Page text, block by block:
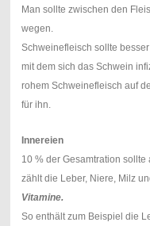
Man sollte zwischen den
wegen.
Schweinefleisch sollte
mit dem sich das Schwein
rohem Schweinefleisch auf
für ihn.
Innereien
10 % der Gesamtration
zählt die Leber, Niere, Milz
Vitamine.
So enthält zum Beispiel die